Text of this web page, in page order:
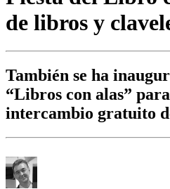
de libros y
También se ha
“Libros con alas”
intercambio gratuito